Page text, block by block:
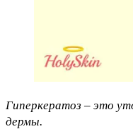
Гиперкератоз – это
дермы.